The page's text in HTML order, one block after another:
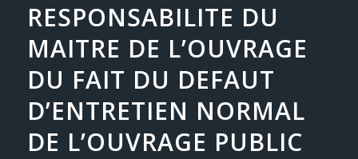
RESPONSABILITE DU
MAITRE DE L’OUVRAGE
DU FAIT DU DEFAUT
D’ENTRETIEN NORMAL
DE L’OUVRAGE PUBLIC